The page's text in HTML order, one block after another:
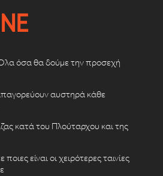
όσα θα δούμε την προσεχή
αυστηρά κάθε
κατά του Πλούταρχου και της
είναι οι χειρότερες ταινίες